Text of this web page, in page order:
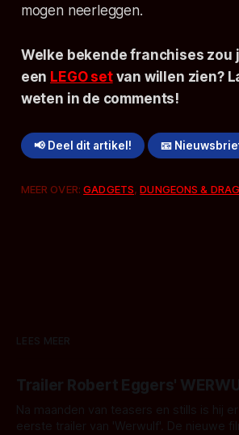
mogen neerleggen.
Welke bekende franchises zou
een LEGO setvan willen zien?
weten in de comments!
📢 Deel dit artikel! 📧
MEER OVER:GADGETS,DUNGEONS &
LEES MEER
Trailer Robert Eggers'
Na maanden van teasers en stills is hij
eerste trailer van 'Werwulf'. De nieuwe